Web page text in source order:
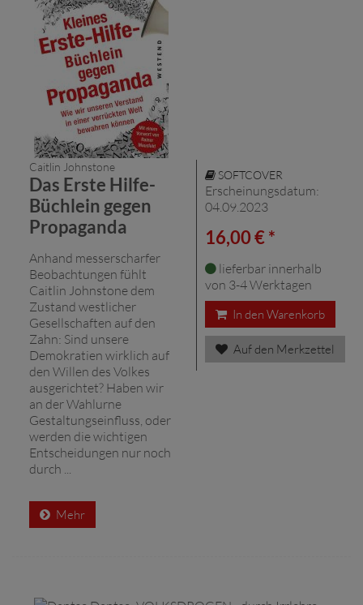
Caitlin Johnstone
Das Erste Hilfe-
Büchlein gegen
Propaganda
Anhand messerscharfer
Beobachtungen fühlt
Caitlin Johnstone dem
Zustand westlicher
Gesellschaften auf den
Zahn: Sind unsere
Demokratien wirklich auf
den Willen des Volkes
ausgerichtet? Haben wir
an der Wahlurne
Gestaltungseinfluss, oder
werden die wichtigen
Entscheidungen nur noch
durch ...
Mehr
SOFTCOVER
Erscheinungsdatum:
04.09.2023
16,00 € *
lieferbar innerhalb
von 3-4 Werktagen
In den Warenkorb
Auf den Merkzettel